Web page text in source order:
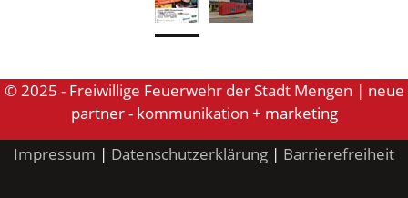
© 2025 - Freiwillige Feuerwehr der Stadt Mengen | neue
partner - kommunikation + marketing
Impressum | Datenschutzerklärung | Barrierefreiheit